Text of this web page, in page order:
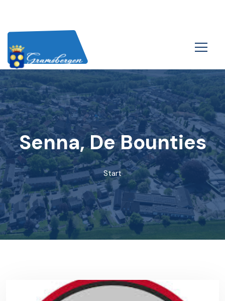
Senna, De Bounties
Start